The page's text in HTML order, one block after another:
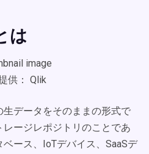
は
供： Qlik
データをそのままの形式で
ージレポジトリのことであ
ース、IoTデバイス、SaaSデ